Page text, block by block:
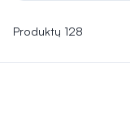
ima pykinti, kyla
Produktų 128